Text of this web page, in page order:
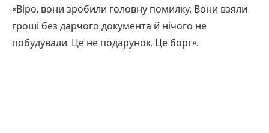
«Віро, вони зробили головну помилку. Вони взяли
гроші без дарчого документа й нічого не
побудували. Це не подарунок. Це борг».